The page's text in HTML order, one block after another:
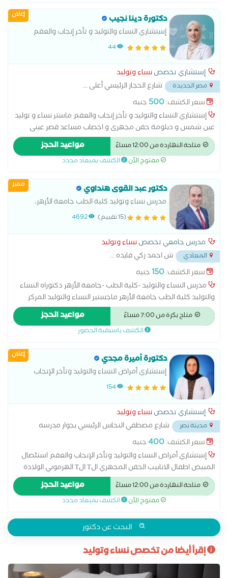
إعلان دكتورة دينا نجيب
إستشاري النساء والتوليد و تأخر إنجاب والعقم
ماستر نساء و توليد عين شمس و دبلومة حقن
44
إستشاري تخصصنساء وتوليد
مصر الجديدة شارع الحجاز الرئيسي أعلى...
سعر الكشف:500 جنيه
إستشاري النساء والتوليد و تأخر إنجاب والعقم ماستر نساء و توليد
عين شمس و دبلومة حقن مجهرى و اخصاب مساعد قصر عينى
استئصال المبيض اطفال الانابيب الحقن المجهري الولادة الطبيعية
الولادة القيصرية تحليل بطانة الرحم رعاية ما قبل الولادة وبعدها
سونار سونار ثلاثي الابعاد سونار رباعي الابعاد عمليات تجميل المهبل
متاحة النهاردة من 12:00 مساءً مواعيد الحجز
مفتوح الآن الكشف بميعاد محدد
مميز دكتور عبد القوى هنداوي
مدرس نساء وتوليد كلية الطب جامعة الأزهر،
استشاري الحقن المجهري وطب الجنين
(15 تقييم) 4692
مدرس جامعي تخصصنساء وتوليد
المعادي ش احمد زكي فايده...
سعر الكشف:150جنيه
مدرس النساء والتوليد -كلية الطب -جامعة الأزهر دكتوراه النساء
والتوليد كلية الطب جامعة الأزهر ماجستير النساء والتوليد المركز
الدولي الإسلامي زميل طب الجنين وتشوهات الأجنه _القصر العيني
استشاري الحقن المجهري مستشفى آدم الدولي
متاح بكرة من 7:00 مساءً مواعيد الحجز
الكشف باسبقية الحضور
إعلان دكتورة أميرة مجدي
إستشاري أمراض النساء والتوليد وتأخر الإنجاب
والعقم
154
إستشاري تخصصنساء وتوليد
مدينة نصر
شارع مصطفي النحاس الرئيسي بجوار مدرسه
المنهل...
سعر الكشف:400جنيه
إستشاري أمراض النساء والتوليد وتأخر الإنجاب والعقم استئصال
المبيض اطفال الانابيب الحقن المجهري الT الT الهرموني الولادة
الطبيعية الولادة القيصرية تحليل بطانة الرحم ربط قناة فالوب رعاية
ما قبل الولادة وبعدها سونار سونار ثلاثي الابعاد سونار رباعي الابعاد
عمليات تجميل المهبل عملية استئصال الرحم بالمنظار
متاحة النهاردة من 12:00 مساءً مواعيد الحجز
مفتوح الآن الكشف بميعاد محدد
البحث عن دكتور
إقرأ أيضا من تخصص نساء وتوليد